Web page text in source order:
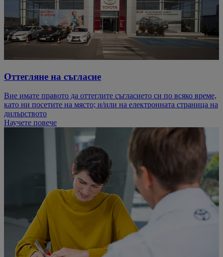
Оттегляне на съгласие
Вие имате правото да оттеглите съгласието си по всяко време,
като ни посетите на място; и/или на електронната страница на
дилърството
Научете повече